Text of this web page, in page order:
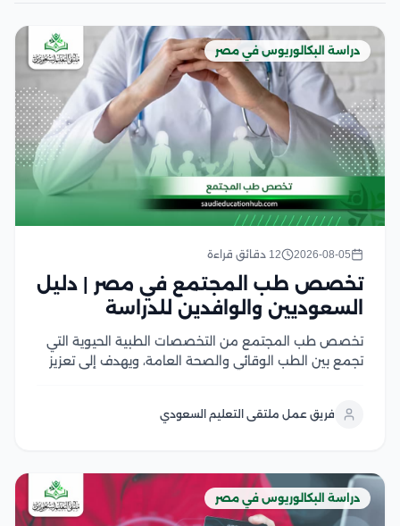
دراسة البكالوريوس في مصر
2026-08-05 12 دقائق قراءة
تخصص طب المجتمع في مصر | دليل
السعوديين والوافدين للدراسة
تخصص طب المجتمع من التخصصات الطبية الحيوية التي
تجمع بين الطب الوقائي والصحة العامة، ويهدف إلى تعزيز
ويشهد هذا التخصص إقبالًا كبير من الطلاب...
فريق عمل ملتقى التعليم السعودي
دراسة البكالوريوس في مصر